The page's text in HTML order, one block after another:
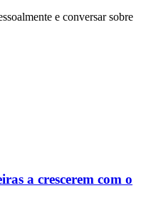
e conversar sobre
a crescerem com o